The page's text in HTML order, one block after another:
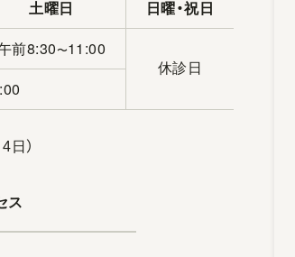
土曜日 日曜・祝日
前8:30〜11:00
休診日
日）
ス